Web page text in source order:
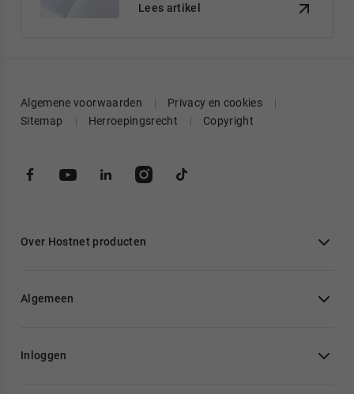
Lees artikel
Algemene voorwaarden
Privacy en cookies
Sitemap
Herroepingsrecht Copyright
Over Hostnet producten
Algemeen
Inloggen